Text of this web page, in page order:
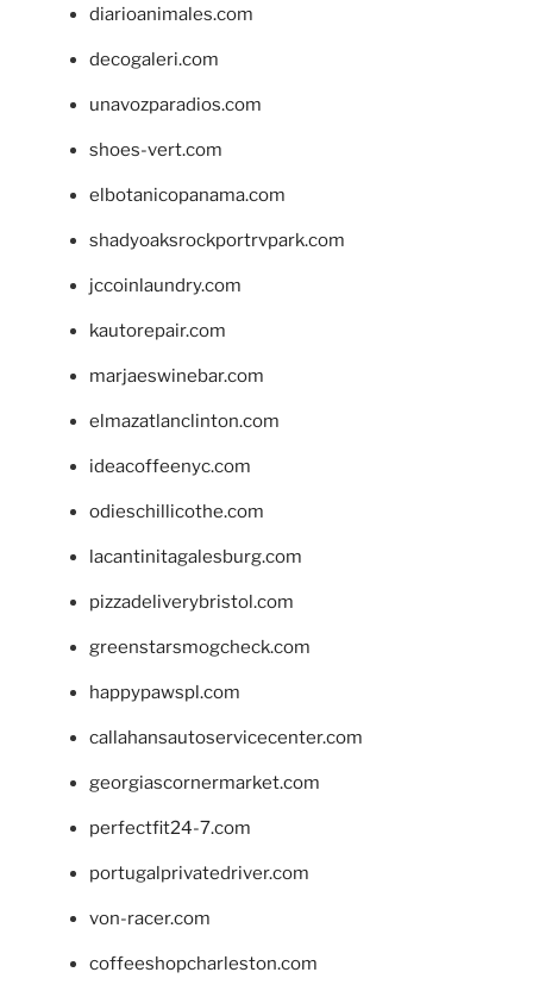
diarioanimales.com
decogaleri.com
unavozparadios.com
shoes-vert.com
elbotanicopanama.com
shadyoaksrockportrvpark.com
jccoinlaundry.com
kautorepair.com
marjaeswinebar.com
elmazatlanclinton.com
ideacoffeenyc.com
odieschillicothe.com
lacantinitagalesburg.com
pizzadeliverybristol.com
greenstarsmogcheck.com
happypawspl.com
callahansautoservicecenter.com
georgiascornermarket.com
perfectfit24-7.com
portugalprivatedriver.com
von-racer.com
coffeeshopcharleston.com